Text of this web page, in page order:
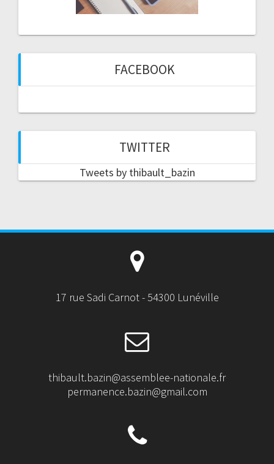
FACEBOOK
TWITTER
Tweets by thibault_bazin
17 rue Sadi Carnot - 54300 Lunéville
thibault.bazin@assemblee-nationale.fr
permanence.bazin@gmail.com